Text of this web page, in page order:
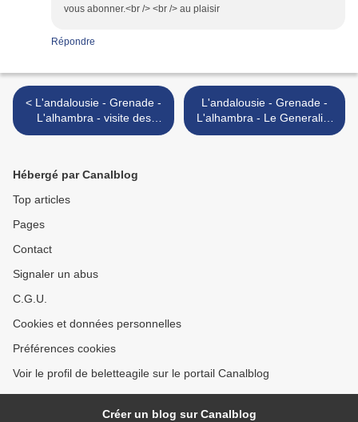
vous abonner.<br /> <br /> au plaisir
Répondre
< L'andalousie - Grenade -
L'alhambra - visite des
Palais des Nasrides 2
L'andalousie - Grenade -
L'alhambra - Le Generalife
>
Hébergé par Canalblog
Top articles
Pages
Contact
Signaler un abus
C.G.U.
Cookies et données personnelles
Préférences cookies
Voir le profil de beletteagile sur le portail Canalblog
Créer un blog sur Canalblog